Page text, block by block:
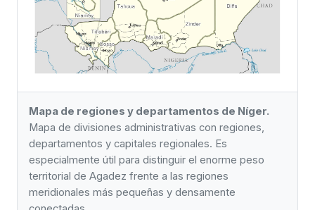
Mapa de regiones y departamentos de Níger.
Mapa de divisiones administrativas con regiones,
departamentos y capitales regionales. Es
especialmente útil para distinguir el enorme peso
territorial de Agadez frente a las regiones
meridionales más pequeñas y densamente